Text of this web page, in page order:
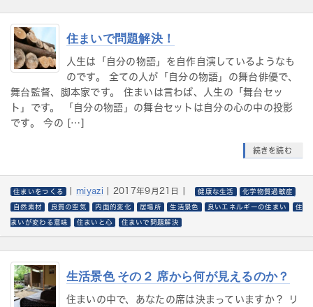
住まいで問題解決！
人生は「自分の物語」を自作自演しているようなも
のです。 全ての人が「自分の物語」の舞台俳優で、
舞台監督、脚本家です。 住まいは言わば、人生の「舞台セッ
ト」です。 「自分の物語」の舞台セットは自分の心の中の投影
です。 今の […]
続きを読む
住まいをつくる |miyazi 2017年9月21日 健康な生活 化学物質過敏症
自然素材 良質の空気 内面的変化 居場所 生活景色 良いエネルギーの住まい 住
まいが変わる意味 住まいと心 住まいで問題解決
生活景色 その２ 席から何が見えるのか？
住まいの中で、あなたの席は決まっていますか？ リ